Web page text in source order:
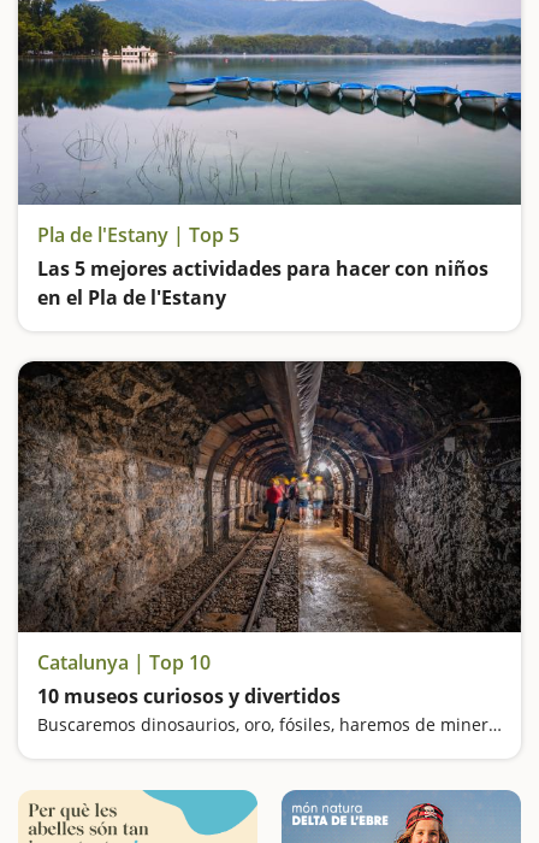
Pla de l'Estany | Top 5
Las 5 mejores actividades para hacer con niños
en el Pla de l'Estany
Catalunya | Top 10
10 museos curiosos y divertidos
Buscaremos dinosaurios, oro, fósiles, haremos de mineros y nos sentiremos gigantes